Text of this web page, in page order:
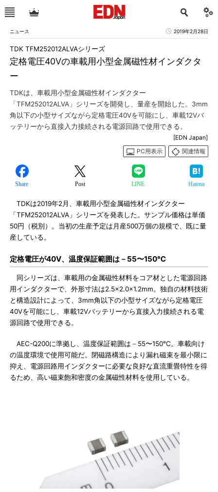
ニュース 2019年2月28日
定格電圧40Vの車載用小型金属磁性材インダクタ
ー
TDK TFM252012ALVAシリーズ
TDKは、車載用小型金属磁性材インダクター
「TFM252012ALVA」シリーズを開発し、量産を開始した。3mm
角以下の小型サイズながら定格電圧40Vを可能にし、車載12Vバ
ッテリーから直接入力接続される電源回路で使用できる。
[EDN Japan]
PC用表示
関連情報
Share Post LINE Hatena
TDKは2019年2月、車載用小型金属磁性材インダクター
「TFM252012ALVA」シリーズを発表した。サンプル価格は単価
50円（税別）。当初の生産予定は月産500万個の規模で、既に量
産している。
定格電圧が40V、温度保証範囲は－55〜150℃
同シリーズは、車載用の金属磁性材料をコア材とした電源回路
用インダクターで、外形寸法は2.5×2.0×1.2mm。独自の材料技術
と構造設計によって、3mm角以下の小型サイズながら定格電圧
40Vを可能にし、車載12Vバッテリーから直接入力接続される電
源回路で使用できる。
AEC-Q200に準拠し、温度保証範囲は－55〜150℃。車載向け
の温度環境で使用可能だ。閉磁路構造により漏れ磁束を最小限に
抑え、電源回路用インダクターに必要な良好な直流重畳特性を得
るため、高い磁束飽和密度の金属磁性材料を使用している。